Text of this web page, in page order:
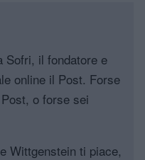
Sofri, il fondatore e
online il Post. Forse
o forse sei
Wittgenstein ti piace,